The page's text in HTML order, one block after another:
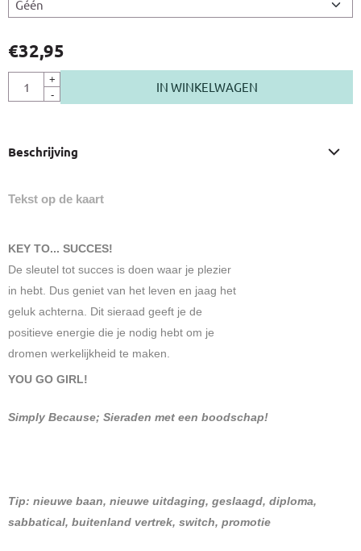
€32,95
+
-
IN WINKELWAGEN
Beschrijving
Tekst op de kaart
KEY TO... SUCCES!
De sleutel tot succes is doen waar je plezier
in hebt. Dus geniet van het leven en jaag het
geluk achterna. Dit sieraad geeft je de
positieve energie die je nodig hebt om je
dromen werkelijkheid te maken.
YOU GO GIRL!
Simply Because; Sieraden met een boodschap!
Tip: nieuwe baan, nieuwe uitdaging, geslaagd, diploma,
sabbatical, buitenland vertrek, switch, promotie